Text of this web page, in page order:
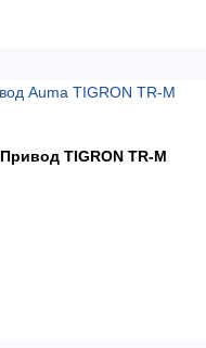
Привод TIGRON TR-M